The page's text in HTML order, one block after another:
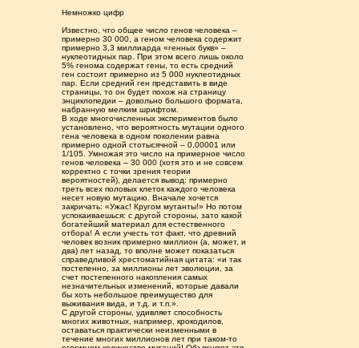
Немножко цифр
Известно, что общее число генов человека –
примерно 30 000, а геном человека содержит
примерно 3,3 миллиарда «генных букв» –
нуклеотидных пар. При этом всего лишь около
5% генома содержат гены, то есть средний
ген состоит примерно из 5 000 нуклеотидных
пар. Если средний ген представить в виде
страницы, то он будет похож на страницу
энциклопедии – довольно большого формата,
набранную мелким шрифтом.
В ходе многочисленных экспериментов было
установлено, что вероятность мутации одного
гена человека в одном поколении равна
примерно одной стотысячной – 0,00001 или
1/105. Умножая это число на примерное число
генов человека – 30 000 (хотя это и не совсем
корректно с точки зрения теории
вероятностей), делается вывод: примерно
треть всех половых клеток каждого человека
несет новую мутацию. Вначале хочется
закричать: «Ужас! Кругом мутанты!» Но потом
успокаиваешься: с другой стороны, зато какой
богатейший материал для естественного
отбора! А если учесть тот факт, что древний
человек возник примерно миллион (а, может, и
два) лет назад, то вполне может показаться
справедливой хрестоматийная цитата: «и так
постепенно, за миллионы лет эволюции, за
счет постепенного накопления самых
незначительных изменений, которые давали
бы хоть небольшое преимущество для
выживания вида, и т.д. и т.п.».
С другой стороны, удивляет способность
многих животных, например, крокодилов,
оставаться практически неизменными в
течение многих миллионов лет при таком-то